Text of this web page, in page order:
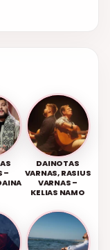
–
DAINOTAS
VARNAS, RASIUS
VARNAS –
KELIAS NAMO